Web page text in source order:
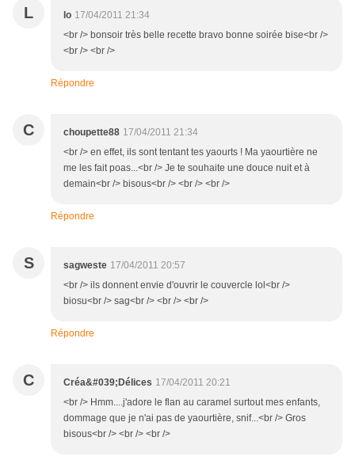
L lo 17/04/2011 21:34
<br /> bonsoir très belle recette bravo bonne soirée bise<br />
<br /> <br />
Répondre
C choupette88 17/04/2011 21:34
<br /> en effet, ils sont tentant tes yaourts ! Ma yaourtière ne
me les fait poas...<br /> Je te souhaite une douce nuit et à
demain<br /> bisous<br /> <br /> <br />
Répondre
S sagweste 17/04/2011 20:57
<br /> ils donnent envie d'ouvrir le couvercle lol<br />
biosu<br /> sag<br /> <br /> <br />
Répondre
C Créa&#039;Délices 17/04/2011 20:21
<br /> Hmm....j'adore le flan au caramel surtout mes enfants,
dommage que je n'ai pas de yaourtière, snif...<br /> Gros
bisous<br /> <br /> <br />